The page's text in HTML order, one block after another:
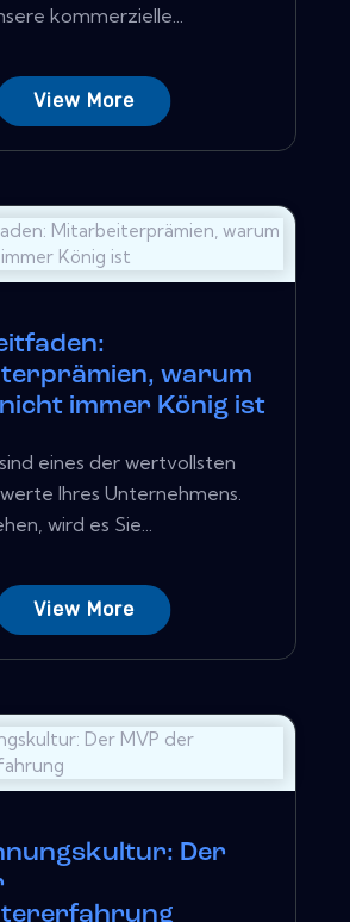
kommerzielle...
View More
warum
immer König ist
eines der wertvollsten
Ihres Unternehmens.
wird es Sie...
View More
Der